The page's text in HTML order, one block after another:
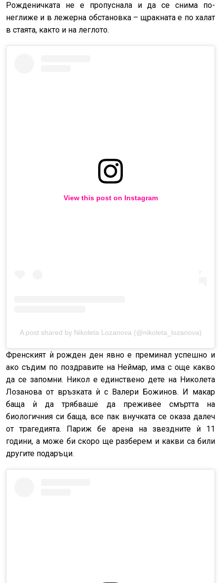
Рожденичката не е пропуснала и да се снима по-
неглиже и в лежерна обстановка – щракната е по халат
в стаята, както и на леглото.
View this post on Instagram
A post shared by Nikoleta Lozanova (@nikoleta_lozanova)
Френският ѝ рожден ден явно е преминал успешно и
ако съдим по поздравите на Неймар, има с още какво
да се запомни. Никол е единствено дете на Николета
Лозанова от връзката ѝ с Валери Божинов. И макар
баща ѝ да трябваше да преживее смъртта на
биологичния си баща, все пак внучката се оказа далеч
от трагедията. Париж бе арена на звездните ѝ 11
години, а може би скоро ще разберем и какви са били
другите подаръци.